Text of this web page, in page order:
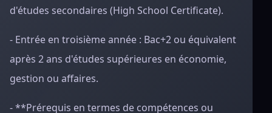
d'études secondaires (High School Certificate).
- Entrée en troisième année : Bac+2 ou équivalent
après 2 ans d'études supérieures en économie,
gestion ou affaires.
- **Prérequis en termes de compétences ou